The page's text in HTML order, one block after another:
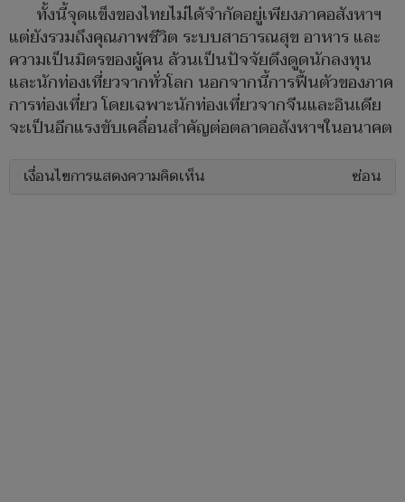
ทั้งนี้จุดแข็งของไทยไม่ได้จำกัดอยู่เพียงภาคอสังหาฯ
แต่ยังรวมถึงคุณภาพชีวิต ระบบสาธารณสุข อาหาร และ
ความเป็นมิตรของผู้คน ล้วนเป็นปัจจัยดึงดูดนักลงทุน
และนักท่องเที่ยวจากทั่วโลก นอกจากนี้การฟื้นตัวของภาค
การท่องเที่ยว โดยเฉพาะนักท่องเที่ยวจากจีนและอินเดีย
จะเป็นอีกแรงขับเคลื่อนสำคัญต่อตลาดอสังหาฯในอนาคต
เงื่อนไขการแสดงความคิดเห็น ซ่อน